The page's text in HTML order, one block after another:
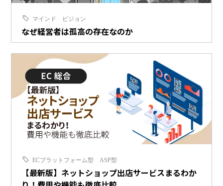
マインド ビジョン
なぜ経営者は孤高の存在なのか
ECプラットフォーム型 ASP型
【最新版】ネットショップ出店サービスまるわか